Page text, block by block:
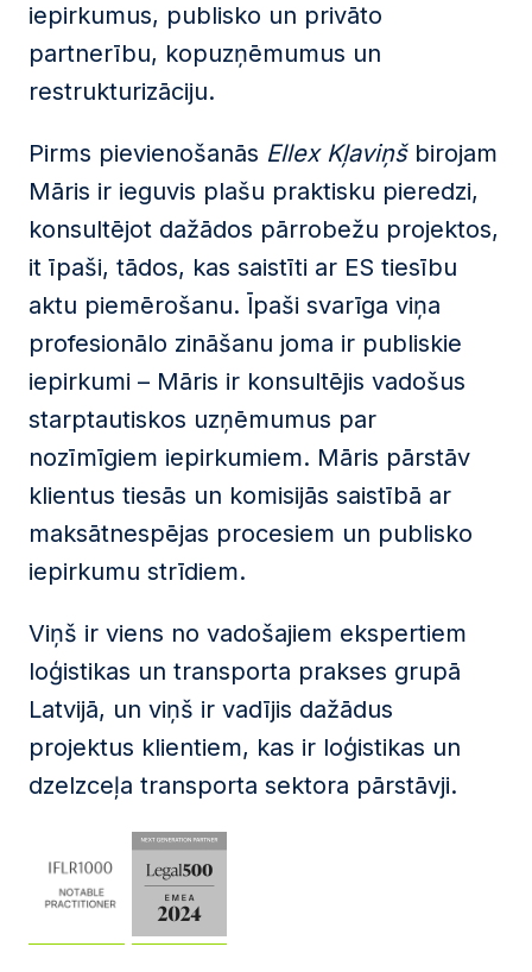
iepirkumus, publisko un privāto
partnerību, kopuzņēmumus un
restrukturizāciju.
Pirms pievienošanās Ellex Kļaviņšbirojam
Māris ir ieguvis plašu praktisku pieredzi,
konsultējot dažādos pārrobežu projektos,
it īpaši, tādos, kas saistīti ar ES tiesību
aktu piemērošanu. Īpaši svarīga viņa
profesionālo zināšanu joma ir publiskie
iepirkumi – Māris ir konsultējis vadošus
starptautiskos uzņēmumus par
nozīmīgiem iepirkumiem. Māris pārstāv
klientus tiesās un komisijās saistībā ar
maksātnespējas procesiem un publisko
iepirkumu strīdiem.
Viņš ir viens no vadošajiem ekspertiem
loģistikas un transporta prakses grupā
Latvijā, un viņš ir vadījis dažādus
projektus klientiem, kas ir loģistikas un
dzelzceļa transporta sektora pārstāvji.